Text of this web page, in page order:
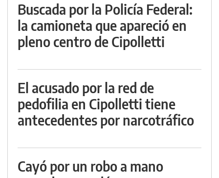
Buscada por la Policía Federal:
la camioneta que apareció en
pleno centro de Cipolletti
El acusado por la red de
pedofilia en Cipolletti tiene
antecedentes por narcotráfico
Cayó por un robo a mano